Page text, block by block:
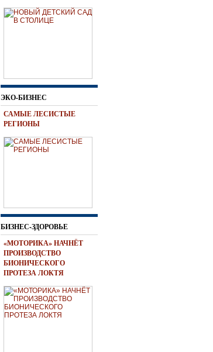
ЭКО-БИЗНЕС
САМЫЕ ЛЕСИСТЫЕ
РЕГИОНЫ
БИЗНЕС-ЗДОРОВЬЕ
«МОТОРИКА» НАЧНЁТ
ПРОИЗВОДСТВО
БИОНИЧЕСКОГО
ПРОТЕЗА ЛОКТЯ